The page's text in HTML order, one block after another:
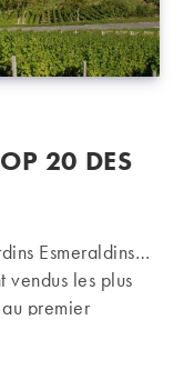
20 DES
Esmeraldins…
vendus les plus
premier
20 des vins les plus chers